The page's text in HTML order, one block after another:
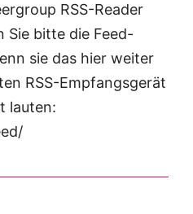
RSS-Reader
Sie bitte die Feed-
sie das hier weiter
RSS-Empfangsgerät
lauten: